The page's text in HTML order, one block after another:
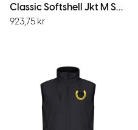
Classic Softshell Jkt M Svart
923,75 kr